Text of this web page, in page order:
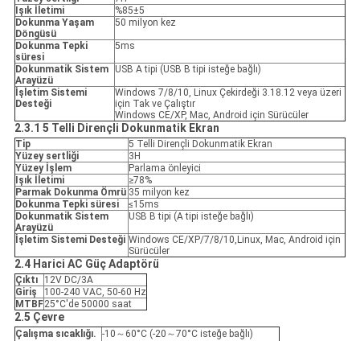
Işık İletimi
%85±5
Dokunma Yaşam
Döngüsü
50 milyon kez
Dokunma Tepki
süresi
5ms
Dokunmatik Sistem
Arayüzü
USB A tipi (USB B tipi isteğe bağlı)
İşletim Sistemi
Desteği
Windows 7/8/10, Linux Çekirdeği 3.18.12 veya üzeri
için Tak ve Çalıştır
Windows CE/XP, Mac, Android için Sürücüler
2.3.1 5 Telli Dirençli Dokunmatik Ekran
Tip
5 Telli Dirençli Dokunmatik Ekran
Yüzey sertliği
3H
Yüzey İşlem
Parlama önleyici
Işık İletimi
≥78%
Parmak Dokunma Ömrü 35 milyon kez
Dokunma Tepki süresi
≤15ms
Dokunmatik Sistem
Arayüzü
USB B tipi (A tipi isteğe bağlı)
İşletim Sistemi Desteği Windows CE/XP/7/8/10,Linux, Mac, Android için
Sürücüler
2.4 Harici AC Güç Adaptörü
Çıktı
12V DC/3A
Giriş
100-240 VAC, 50-60 Hz
MTBF25°C'de 50000 saat
2.5 Çevre
Çalışma sıcaklığı. -10～60°C (-20～70°C isteğe bağlı)